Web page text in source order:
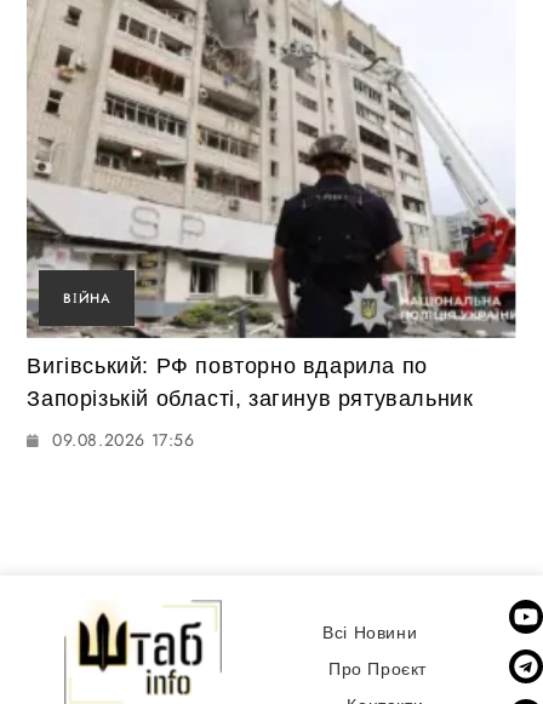
ВІЙНА
Вигівський: РФ повторно вдарила по
Запорізькій області, загинув рятувальник
09.08.2026 17:56
Всі Новини
Про Проєкт